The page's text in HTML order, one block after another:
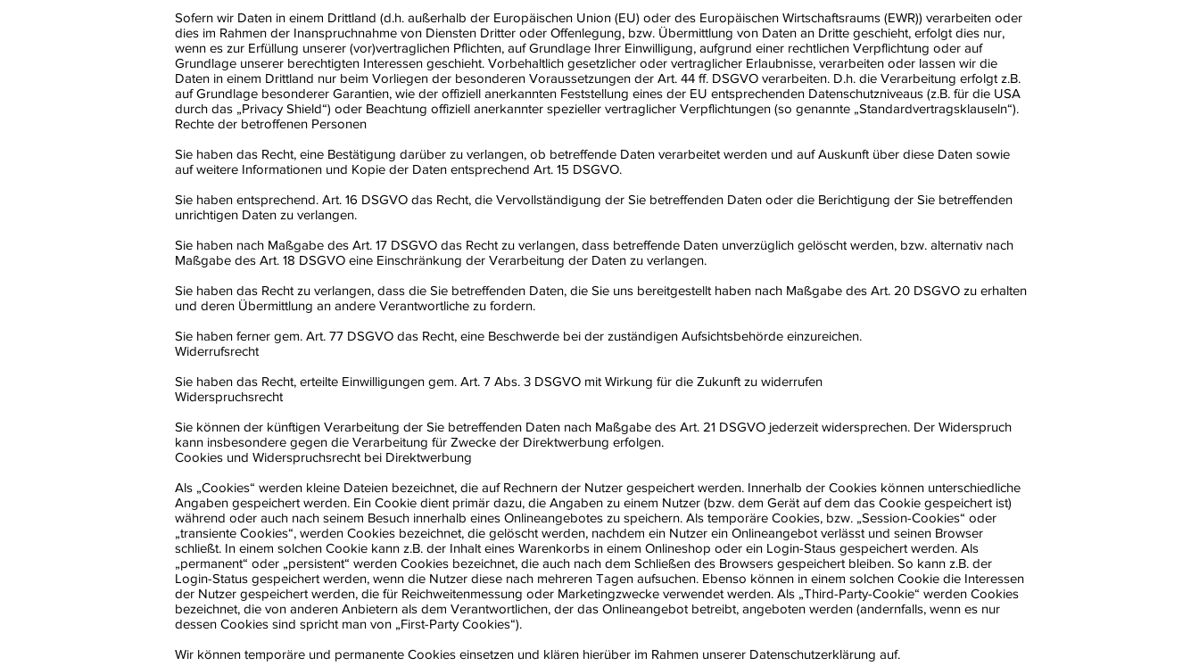
Sofern wir Daten in einem Drittland (d.h. außerhalb der Europäischen Union (EU) oder des Europäischen Wirtschaftsraums (EWR)) verarbeiten oder
dies im Rahmen der Inanspruchnahme von Diensten Dritter oder Offenlegung, bzw. Übermittlung von Daten an Dritte geschieht, erfolgt dies nur,
wenn es zur Erfüllung unserer (vor)vertraglichen Pflichten, auf Grundlage Ihrer Einwilligung, aufgrund einer rechtlichen Verpflichtung oder auf
Grundlage unserer berechtigten Interessen geschieht. Vorbehaltlich gesetzlicher oder vertraglicher Erlaubnisse, verarbeiten oder lassen wir die
Daten in einem Drittland nur beim Vorliegen der besonderen Voraussetzungen der Art. 44 ff. DSGVO verarbeiten. D.h. die Verarbeitung erfolgt z.B.
auf Grundlage besonderer Garantien, wie der offiziell anerkannten Feststellung eines der EU entsprechenden Datenschutzniveaus (z.B. für die USA
durch das „Privacy Shield“) oder Beachtung offiziell anerkannter spezieller vertraglicher Verpflichtungen (so genannte „Standardvertragsklauseln“).
Rechte der betroffenen Personen
Sie haben das Recht, eine Bestätigung darüber zu verlangen, ob betreffende Daten verarbeitet werden und auf Auskunft über diese Daten sowie
auf weitere Informationen und Kopie der Daten entsprechend Art. 15 DSGVO.
Sie haben entsprechend. Art. 16 DSGVO das Recht, die Vervollständigung der Sie betreffenden Daten oder die Berichtigung der Sie betreffenden
unrichtigen Daten zu verlangen.
Sie haben nach Maßgabe des Art. 17 DSGVO das Recht zu verlangen, dass betreffende Daten unverzüglich gelöscht werden, bzw. alternativ nach
Maßgabe des Art. 18 DSGVO eine Einschränkung der Verarbeitung der Daten zu verlangen.
Sie haben das Recht zu verlangen, dass die Sie betreffenden Daten, die Sie uns bereitgestellt haben nach Maßgabe des Art. 20 DSGVO zu erhalten
und deren Übermittlung an andere Verantwortliche zu fordern.
Sie haben ferner gem. Art. 77 DSGVO das Recht, eine Beschwerde bei der zuständigen Aufsichtsbehörde einzureichen.
Widerrufsrecht
Sie haben das Recht, erteilte Einwilligungen gem. Art. 7 Abs. 3 DSGVO mit Wirkung für die Zukunft zu widerrufen
Widerspruchsrecht
Sie können der künftigen Verarbeitung der Sie betreffenden Daten nach Maßgabe des Art. 21 DSGVO jederzeit widersprechen. Der Widerspruch
kann insbesondere gegen die Verarbeitung für Zwecke der Direktwerbung erfolgen.
Cookies und Widerspruchsrecht bei Direktwerbung
Als „Cookies“ werden kleine Dateien bezeichnet, die auf Rechnern der Nutzer gespeichert werden. Innerhalb der Cookies können unterschiedliche
Angaben gespeichert werden. Ein Cookie dient primär dazu, die Angaben zu einem Nutzer (bzw. dem Gerät auf dem das Cookie gespeichert ist)
während oder auch nach seinem Besuch innerhalb eines Onlineangebotes zu speichern. Als temporäre Cookies, bzw. „Session-Cookies“ oder
„transiente Cookies“, werden Cookies bezeichnet, die gelöscht werden, nachdem ein Nutzer ein Onlineangebot verlässt und seinen Browser
schließt. In einem solchen Cookie kann z.B. der Inhalt eines Warenkorbs in einem Onlineshop oder ein Login-Staus gespeichert werden. Als
„permanent“ oder „persistent“ werden Cookies bezeichnet, die auch nach dem Schließen des Browsers gespeichert bleiben. So kann z.B. der
Login-Status gespeichert werden, wenn die Nutzer diese nach mehreren Tagen aufsuchen. Ebenso können in einem solchen Cookie die Interessen
der Nutzer gespeichert werden, die für Reichweitenmessung oder Marketingzwecke verwendet werden. Als „Third-Party-Cookie“ werden Cookies
bezeichnet, die von anderen Anbietern als dem Verantwortlichen, der das Onlineangebot betreibt, angeboten werden (andernfalls, wenn es nur
dessen Cookies sind spricht man von „First-Party Cookies“).
Wir können temporäre und permanente Cookies einsetzen und klären hierüber im Rahmen unserer Datenschutzerklärung auf.